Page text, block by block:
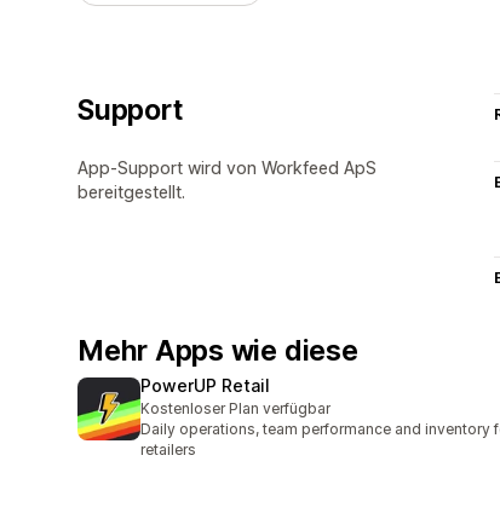
Support
App-Support wird von Workfeed ApS
bereitgestellt.
Mehr Apps wie diese
PowerUP Retail
Kostenloser Plan verfügbar
Daily operations, team performance and inventory
retailers